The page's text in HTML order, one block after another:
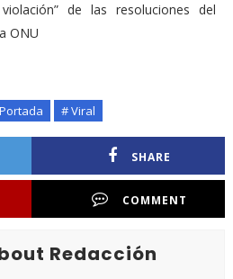
de las resoluciones del
ONU
# Viral
SHARE
COMMENT
Redacción